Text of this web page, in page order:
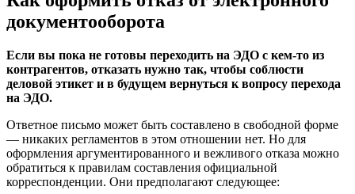
документооборота
Если вы пока не готовы переходить на ЭДО с кем-то из
контрагентов, отказать нужно так, чтобы соблюсти
деловой этикет и в будущем вернуться к вопросу перехода
на ЭДО.
Ответное письмо может быть составлено в свободной форме
— никаких регламентов в этом отношении нет. Но для
оформления аргументированного и вежливого отказа можно
обратиться к правилам составления официальной
корреспонденции. Они предполагают следующее: